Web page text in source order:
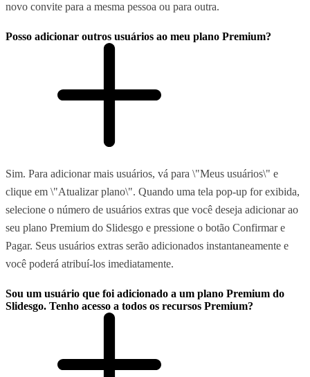
novo convite para a mesma pessoa ou para outra.
Posso adicionar outros usuários ao meu plano Premium?
Sim. Para adicionar mais usuários, vá para \"Meus usuários\" e
clique em \"Atualizar plano\". Quando uma tela pop-up for exibida,
selecione o número de usuários extras que você deseja adicionar ao
seu plano Premium do Slidesgo e pressione o botão Confirmar e
Pagar. Seus usuários extras serão adicionados instantaneamente e
você poderá atribuí-los imediatamente.
Sou um usuário que foi adicionado a um plano Premium do
Slidesgo. Tenho acesso a todos os recursos Premium?